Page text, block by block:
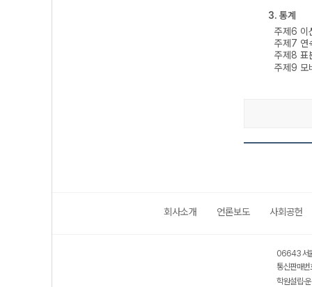
3. 통계
주제6 이
주제7 연
주제8 표
주제9 모
회사소개 언론보도 사회공헌
06643 서
통신판매
학원설립·